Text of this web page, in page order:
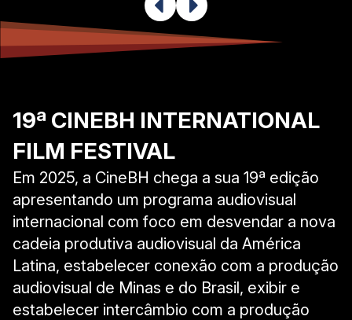
19ª CINEBH INTERNATIONAL
FILM FESTIVAL
Em 2025, a CineBH chega a sua 19ª edição
apresentando um programa audiovisual
internacional com foco em desvendar a nova
cadeia produtiva audiovisual da América
Latina, estabelecer conexão com a produção
audiovisual de Minas e do Brasil, exibir e
estabelecer intercâmbio com a produção